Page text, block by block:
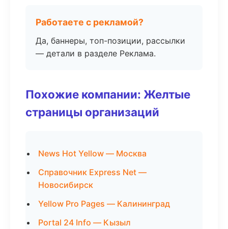
Работаете с рекламой?
Да, баннеры, топ-позиции, рассылки
— детали в разделе Реклама.
Похожие компании: Желтые
страницы организаций
News Hot Yellow — Москва
Справочник Express Net —
Новосибирск
Yellow Pro Pages — Калининград
Portal 24 Info — Кызыл